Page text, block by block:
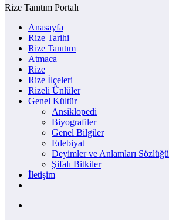
Rize Tanıtım Portalı
Anasayfa
Rize Tarihi
Rize Tanıtım
Atmaca
Rize
Rize İlçeleri
Rizeli Ünlüler
Genel Kültür
Ansiklopedi
Biyografiler
Genel Bilgiler
Edebiyat
Deyimler ve Anlamları Sözlüğü
Şifalı Bitkiler
İletişim